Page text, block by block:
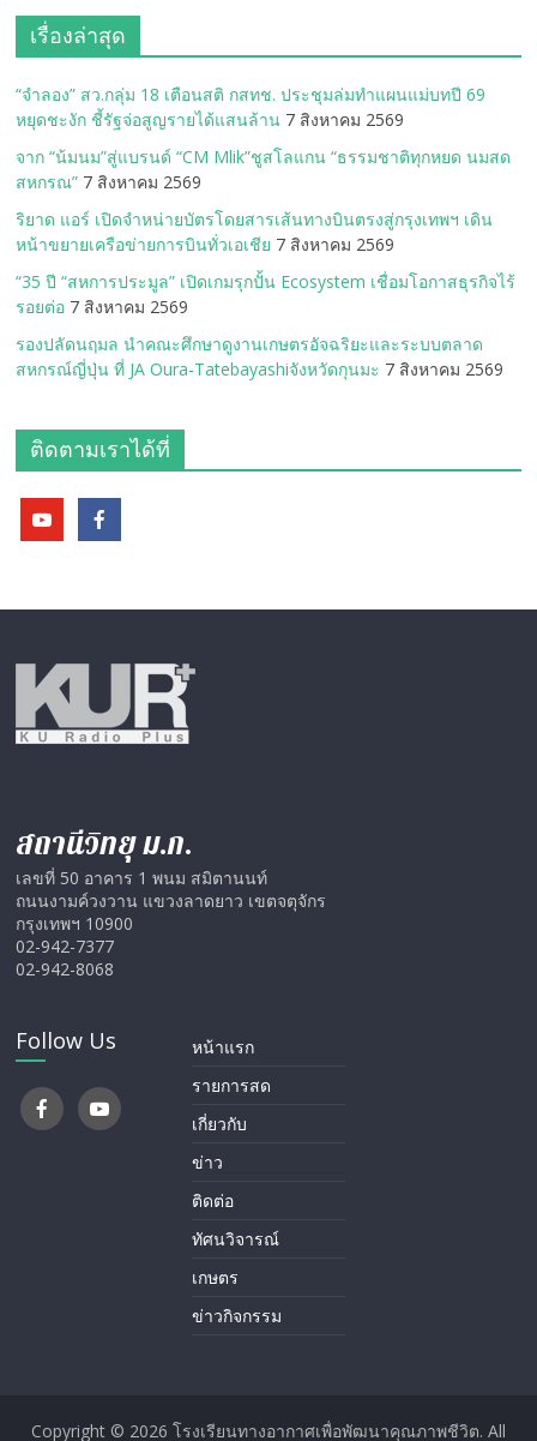
เรื่องล่าสุด
“จำลอง” สว.กลุ่ม 18 เตือนสติ กสทช. ประชุมล่มทำแผนแม่บทปี 69
หยุดชะงัก ชี้รัฐจ่อสูญรายได้แสนล้าน 7 สิงหาคม 2569
จาก “น้มนม”สู่แบรนด์ “CM Mlik”ชูสโลแกน “ธรรมชาติทุกหยด นมสด
สหกรณ” 7 สิงหาคม 2569
ริยาด แอร์ เปิดจำหน่ายบัตรโดยสารเส้นทางบินตรงสู่กรุงเทพฯ เดิน
หน้าขยายเครือข่ายการบินทั่วเอเชีย 7 สิงหาคม 2569
“35 ปี “สหการประมูล” เปิดเกมรุกปั้น Ecosystem เชื่อมโอกาสธุรกิจไร้
รอยต่อ 7 สิงหาคม 2569
รองปลัดนฤมล นำคณะศึกษาดูงานเกษตรอัจฉริยะและระบบตลาด
สหกรณ์ญี่ปุ่น ที่ JA Oura-Tatebayashiจังหวัดกุนมะ 7 สิงหาคม 2569
ติดตามเราได้ที่
สถานีวิทยุ ม.ก.
เลขที่ 50 อาคาร 1 พนม สมิตานนท์
ถนนงามค์วงวาน แขวงลาดยาว เขตจตุจักร
กรุงเทพฯ 10900
02-942-7377
02-942-8068
Follow Us
หน้าแรก
รายการสด
เกี่ยวกับ
ข่าว
ติดต่อ
ทัศนวิจารณ์
เกษตร
ข่าวกิจกรรม
Copyright © 2026 โรงเรียนทางอากาศ​เพื่อพัฒนาคุณภาพชีวิต. All